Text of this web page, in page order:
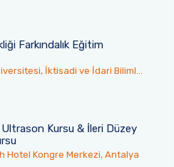
Farkındalık Eğitim
Kursu & İleri Düzey
Hotel Kongre Merkezi, Antalya